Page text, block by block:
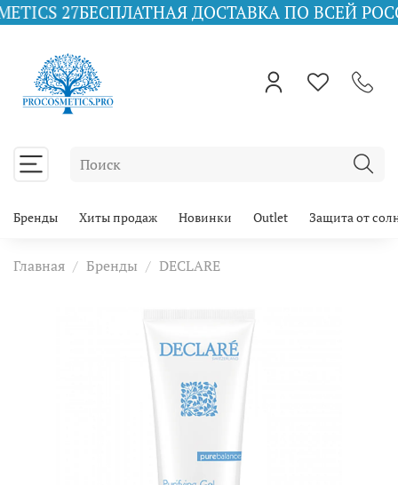
БЕСПЛАТНАЯ ДОСТАВКА ПО ВСЕЙ РОССИИ ПРИ
Бренды Хиты продаж Новинки Outlet Защита от
Главная Бренды DECLARE